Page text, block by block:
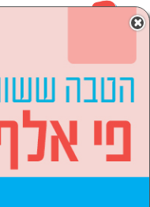
תנורים, כיריים וקולטים
הסתר
כיריים גז (3)
כיריים Ly Vent ליונט
×